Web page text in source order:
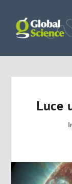
Luce